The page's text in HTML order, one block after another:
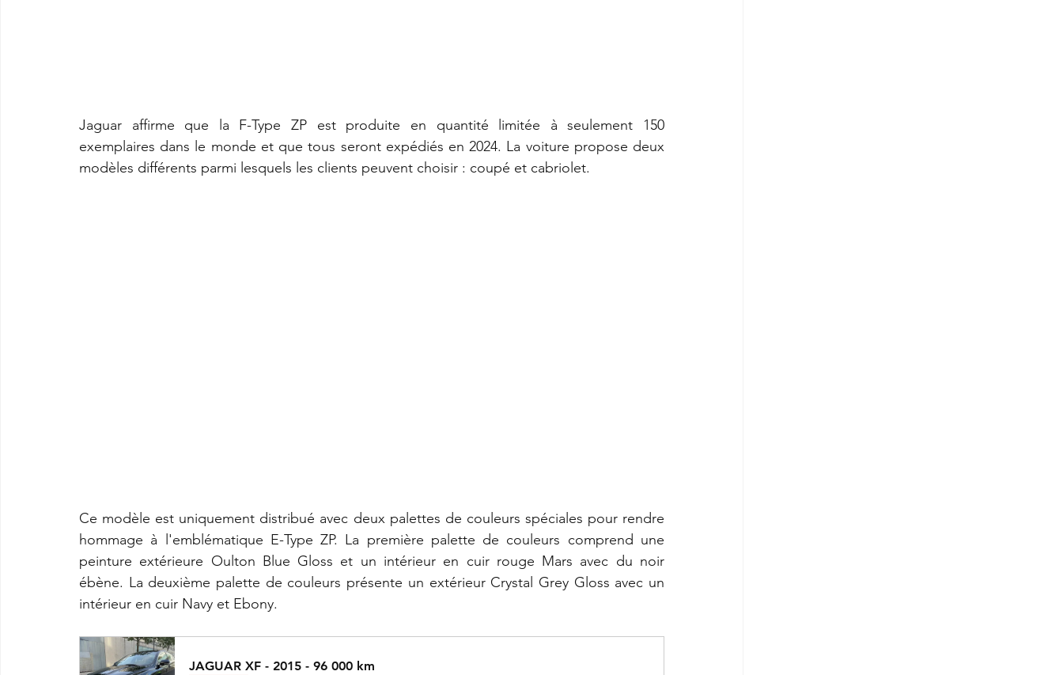
Jaguar affirme que la F-Type ZP est produite en quantité limitée à seulement 150
exemplaires dans le monde et que tous seront expédiés en 2024. La voiture propose deux
modèles différents parmi lesquels les clients peuvent choisir : coupé et cabriolet.
Ce modèle est uniquement distribué avec deux palettes de couleurs spéciales pour rendre
hommage à l'emblématique E-Type ZP. La première palette de couleurs comprend une
peinture extérieure Oulton Blue Gloss et un intérieur en cuir rouge Mars avec du noir
ébène. La deuxième palette de couleurs présente un extérieur Crystal Grey Gloss avec un
intérieur en cuir Navy et Ebony.
JAGUAR XF - 2015 - 96 000 km